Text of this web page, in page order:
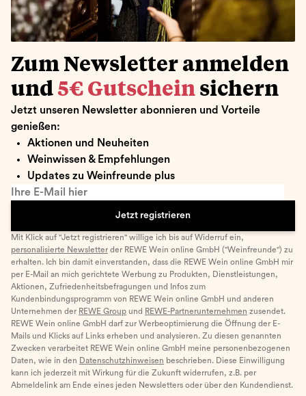
Zum Newsletter anmelden
und 5€ Gutschein sichern
Jetzt unseren Newsletter abonnieren und Vorteile
genießen:
Aktionen und Neuheiten
Weinwissen & Empfehlungen
Updates zu Weinfreunde plus
Ihre E-Mail hier
Jetzt registrieren
Mit Klick auf "Jetzt registrieren" willige ich bis auf Widerruf ein,
personalisierte Newsletter der REWE Wein online GmbH ("Weinfreunde") zu
erhalten. Ich bin damit einverstanden, dass die REWE Wein online GmbH mir
per E-Mail an mich gerichtete Werbung zu Produkten, Dienstleistungen,
Aktionen, Zufriedenheitsbefragungen und Infos zum
Kundenbindungsprogramm von REWE Wein online GmbH und anderen
Unternehmen der REWE Group und REWE-Partnerunternehmen zusendet.
REWE Wein online GmbH darf zur Werbeoptimierung die Öffnung der E-
Mails und Klicks auf Links erheben und analysieren. Zu diesen genannten
Zwecken verarbeitet REWE Wein online GmbH meine personenbezogenen
Daten, wie in den Datenschutzhinweisen beschrieben. Diese Einwilligung
kann ich jederzeit mit Wirkung für die Zukunft widerrufen, z.B. per
Abmeldelink am Ende eines jeden Newsletters oder über den Kundendienst.